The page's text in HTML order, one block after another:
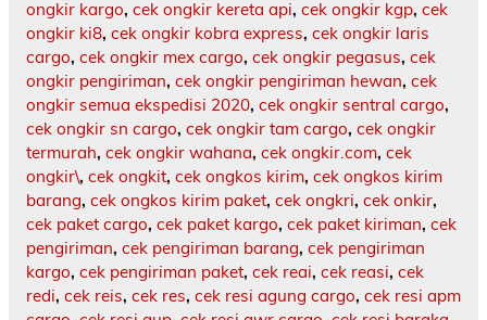
ongkir kargo, cek ongkir kereta api, cek ongkir kgp, cek
ongkir ki8, cek ongkir kobra express, cek ongkir laris
cargo, cek ongkir mex cargo, cek ongkir pegasus, cek
ongkir pengiriman, cek ongkir pengiriman hewan, cek
ongkir semua ekspedisi 2020, cek ongkir sentral cargo,
cek ongkir sn cargo, cek ongkir tam cargo, cek ongkir
termurah, cek ongkir wahana, cek ongkir.com, cek
ongkir\, cek ongkit, cek ongkos kirim, cek ongkos kirim
barang, cek ongkos kirim paket, cek ongkri, cek onkir,
cek paket cargo, cek paket kargo, cek paket kiriman, cek
pengiriman, cek pengiriman barang, cek pengiriman
kargo, cek pengiriman paket, cek reai, cek reasi, cek
redi, cek reis, cek res, cek resi agung cargo, cek resi apm